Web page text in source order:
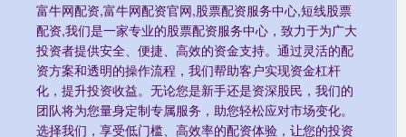
富牛网配资,富牛网配资官网,股票配资服务中心,短线股票
配资,我们是一家专业的股票配资服务中心，致力于为广大
投资者提供安全、便捷、高效的资金支持。通过灵活的配
资方案和透明的操作流程，我们帮助客户实现资金杠杆
化，提升投资收益。无论您是新手还是资深股民，我们的
团队将为您量身定制专属服务，助您轻松应对市场变化。
选择我们，享受低门槛、高效率的配资体验，让您的投资